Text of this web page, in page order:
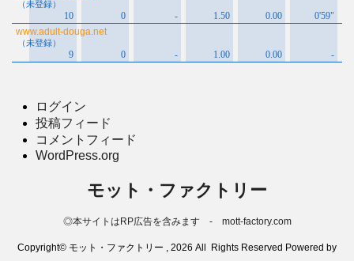
ログイン
投稿フィード
コメントフィード
WordPress.org
モット・ファクトリー
◎本サイトはRP広告を含みます - mott-factory.com
Copyright© モット・ファクトリー , 2026 All Rights Reserved Powered by